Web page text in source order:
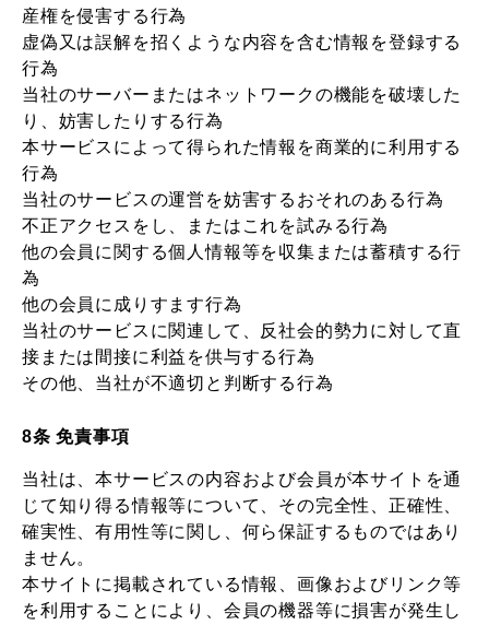
産権を侵害する行為
虚偽又は誤解を招くような内容を含む情報を登録する
行為
当社のサーバーまたはネットワークの機能を破壊した
り、妨害したりする行為
本サービスによって得られた情報を商業的に利用する
行為
当社のサービスの運営を妨害するおそれのある行為
不正アクセスをし、またはこれを試みる行為
他の会員に関する個人情報等を収集または蓄積する行
為
他の会員に成りすます行為
当社のサービスに関連して、反社会的勢力に対して直
接または間接に利益を供与する行為
その他、当社が不適切と判断する行為
8条 免責事項
当社は、本サービスの内容および会員が本サイトを通
じて知り得る情報等について、その完全性、正確性、
確実性、有用性等に関し、何ら保証するものではあり
ません。
本サイトに掲載されている情報、画像およびリンク等
を利用することにより、会員の機器等に損害が発生し